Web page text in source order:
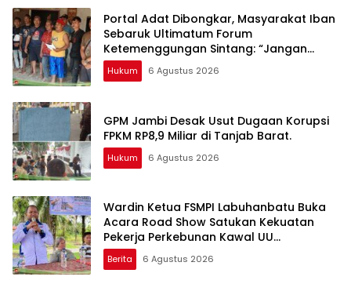
Portal Adat Dibongkar, Masyarakat Iban
Sebaruk Ultimatum Forum
Ketemenggungan Sintang: “Jangan
Biarkan Hukum Adat Dilecehkan”
Hukum 6 Agustus 2026
GPM Jambi Desak Usut Dugaan Korupsi
FPKM RP8,9 Miliar di Tanjab Barat.
Hukum 6 Agustus 2026
Wardin Ketua FSMPI Labuhanbatu Buka
Acara Road Show Satukan Kekuatan
Pekerja Perkebunan Kawal UU
Ketenagakerjaan Baru
Berita 6 Agustus 2026